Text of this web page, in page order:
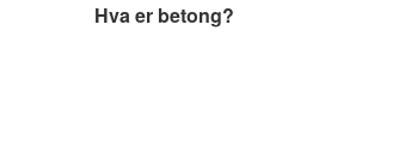
Hva er betong?